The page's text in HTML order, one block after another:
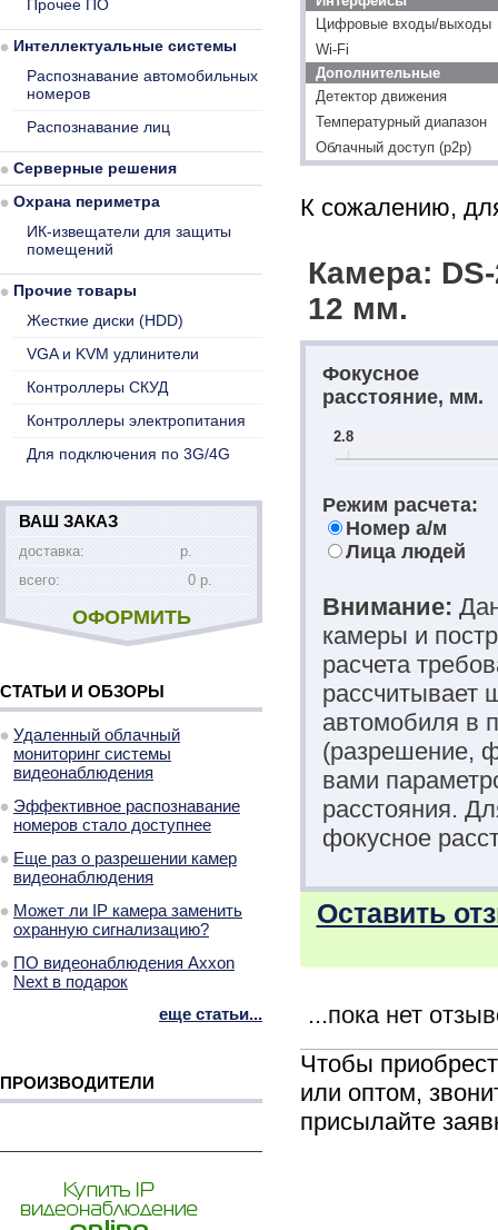
Цифровые входы/выходы
Wi-Fi
Дополнительные
Детектор движения
Температурный диапазон
Облачный доступ (p2p)
К сожалению,
Камера:
12 мм.
Фокусное
расстояние, мм.
2.8
Режим расчета:
Номер а/м
Лица людей
Внимание:
камеры и
расчета
рассчитывает
автомобиля в
(разрешение,
вами
расстояния.
фокусное
Оставить
...пока нет
Чтобы
или оптом,
присылайте
Прочее ПО
Интеллектуальные системы
Распознавание автомобильных
номеров
Распознавание лиц
Серверные решения
Охрана периметра
ИК-извещатели для защиты
помещений
Прочие товары
Жесткие диски (HDD)
VGA и KVM удлинители
Контроллеры СКУД
Контроллеры электропитания
Для подключения по 3G/4G
ВАШ ЗАКАЗ
доставка:
р.
всего:
0 р.
ОФОРМИТЬ
СТАТЬИ И ОБЗОРЫ
Удаленный облачный
мониторинг системы
видеонаблюдения
Эффективное распознавание
номеров стало доступнее
Еще раз о разрешении камер
видеонаблюдения
Может ли IP камера заменить
охранную сигнализацию?
ПО видеонаблюдения Axxon
Next в подарок
еще статьи...
ПРОИЗВОДИТЕЛИ